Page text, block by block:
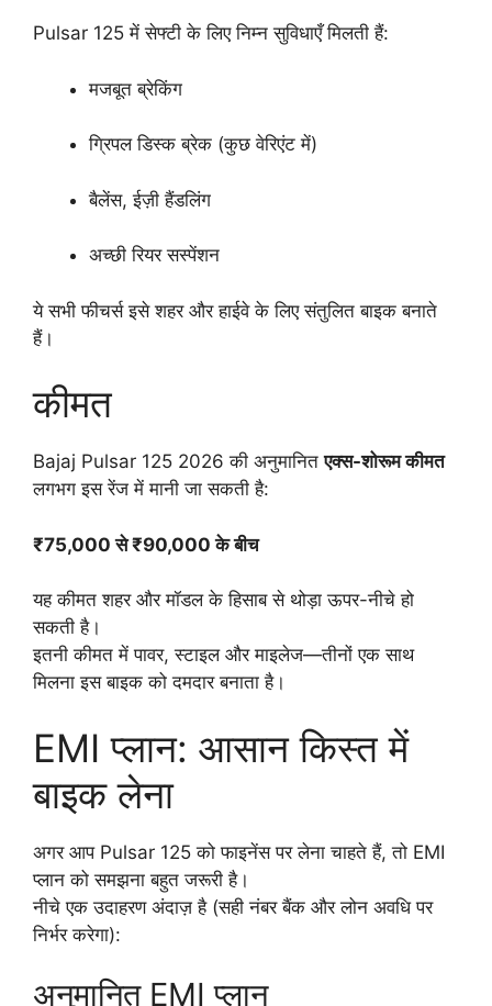
Pulsar 125 में सेफ्टी के लिए निम्न सुविधाएँ मिलती हैं:
मजबूत ब्रेकिंग
ग्रिपल डिस्क ब्रेक (कुछ वेरिएंट में)
बैलेंस, ईज़ी हैंडलिंग
अच्छी रियर सस्पेंशन
ये सभी फीचर्स इसे शहर और हाईवे के लिए संतुलित बाइक बनाते
हैं।
कीमत
Bajaj Pulsar 125 2026 की अनुमानितएक्स-शोरूम कीमत
लगभग इस रेंज में मानी जा सकती है:
₹75,000 से ₹90,000 के बीच
यह कीमत शहर और मॉडल के हिसाब से थोड़ा ऊपर-नीचे हो
सकती है।
इतनी कीमत में पावर, स्टाइल और माइलेज—तीनों एक साथ
मिलना इस बाइक को दमदार बनाता है।
EMI प्लान: आसान किस्त में
बाइक लेना
अगर आप Pulsar 125 को फाइनेंस पर लेना चाहते हैं, तो EMI
प्लान को समझना बहुत जरूरी है।
नीचे एक उदाहरण अंदाज़ है (सही नंबर बैंक और लोन अवधि पर
निर्भर करेगा):
अनुमानित EMI प्लान